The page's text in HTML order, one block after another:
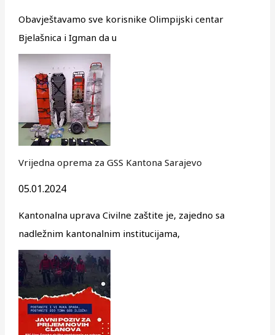
Obavještavamo sve korisnike Olimpijski centar
Bjelašnica i Igman da u
Vrijedna oprema za GSS Kantona Sarajevo
05.01.2024
Kantonalna uprava Civilne zaštite je, zajedno sa
nadležnim kantonalnim institucijama,